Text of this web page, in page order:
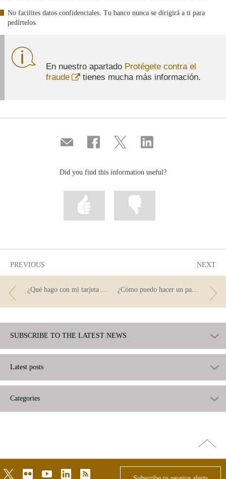
No facilites datos confidenciales. Tu banco nunca se dirigirá a ti para
pedírtelos.
En nuestro apartado Protégete contra el
fraude
Abre
tienes mucha más información.
Compartir
por
Share
on
Share
on
Share
on
Did you find this information useful?
Mark
information
PREVIOUS
¿Qué hago con mi tarjeta cuando ya ha caducado?
NEXT
¿Cómo puedo hacer un pago a la Administración?
SUBSCRIBE TO THE LATEST NEWS
Latest posts
Categories
Go
top
twitterflickr youtubelinkedinrss